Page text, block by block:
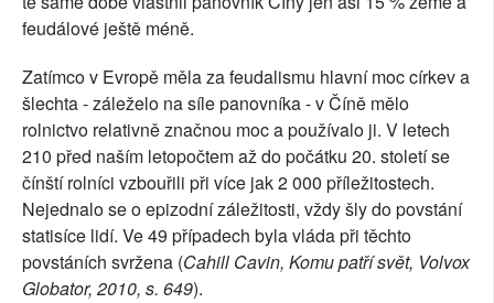
feudálové ještě méně.
Zatímco v Evropě měla za feudalismu hlavní moc církev a
šlechta - záleželo na síle panovníka - v Číně mělo
rolnictvo relativně značnou moc a používalo ji. V letech
210 před naším letopočtem až do počátku 20. století se
čínští rolníci vzbouřili při více jak 2 000 příležitostech.
Nejednalo se o epizodní záležitosti, vždy šly do povstání
statisíce lidí. Ve 49 případech byla vláda při těchto
povstáních svržena (Cahill Cavin, Komu patří svět, Volvox
Globator, 2010, s. 649).